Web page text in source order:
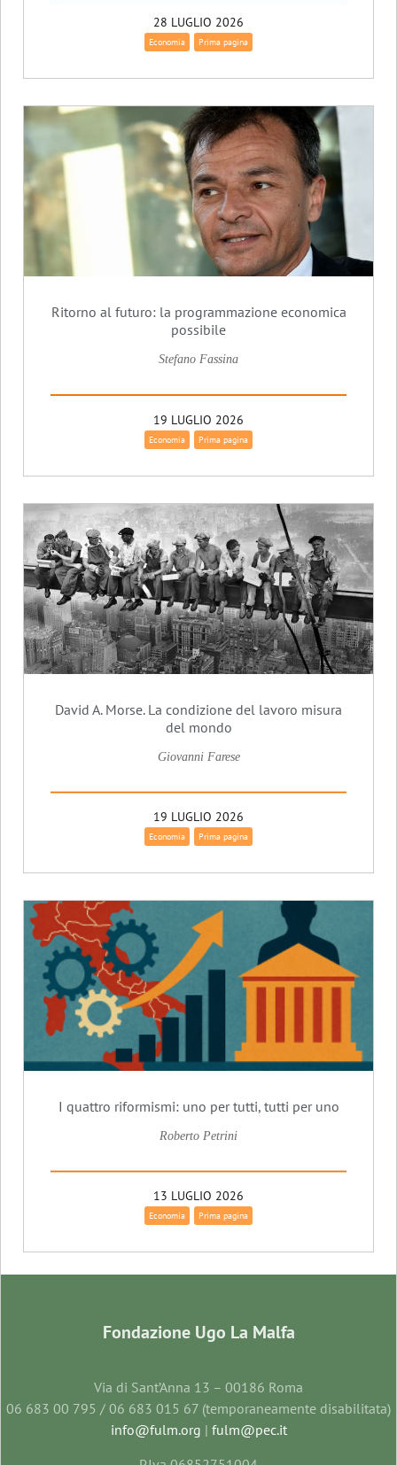
28 LUGLIO 2026
Economia Prima pagina
Ritorno al futuro: la programmazione economica
possibile
Stefano Fassina
19 LUGLIO 2026
Economia Prima pagina
David A. Morse. La condizione del lavoro misura
del mondo
Giovanni Farese
19 LUGLIO 2026
Economia Prima pagina
I quattro riformismi: uno per tutti, tutti per uno
Roberto Petrini
13 LUGLIO 2026
Economia Prima pagina
Fondazione Ugo La Malfa
Via di Sant’Anna 13 – 00186 Roma
06 683 00 795 / 06 683 015 67 (temporaneamente disabilitata)
info@fulm.org | fulm@pec.it